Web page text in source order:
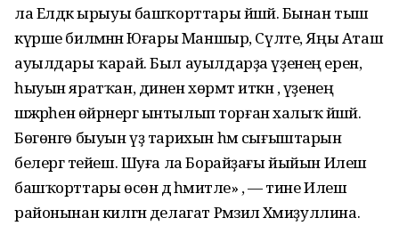
ла Елдәк ырыуы башҡорттары йәшәй. Бынан тыш
күрше биләмәнән Юғары Маншыр, Сүлте, Яңы Аташ
ауылдары ҡарай. Был ауылдарҙа үҙенең ерен,
һыуын яратҡан, динен хөрмәт иткән , үҙенең
шәжәрәһен өйрәнергә ынтылып торған халыҡ йәшәй.
Бөгөнгө быуын үҙ тарихын һәм сығыштарын
белергә тейеш. Шуға ла Борайҙағы йыйын Илеш
башҡорттары өсөн дә әһәмиәтле» , — тине Илеш
районынан килгән делагат Рәмзилә Хәмиҙуллина.